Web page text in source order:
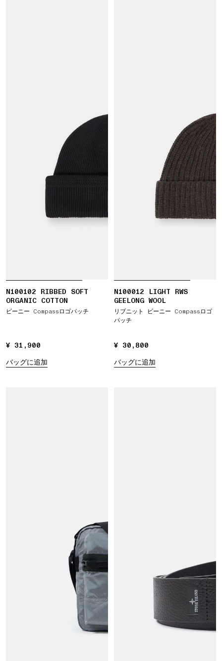
N100102 RIBBED SOFT
ORGANIC COTTON
ビーニー Compassロゴパッチ
¥ 31,900
¥ 31,900
バッグに追加
N100012 LIGHT RWS
GEELONG WOOL
リブニット ビーニー Compassロゴ
パッチ
¥ 30,800
¥ 30,800
バッグに追加